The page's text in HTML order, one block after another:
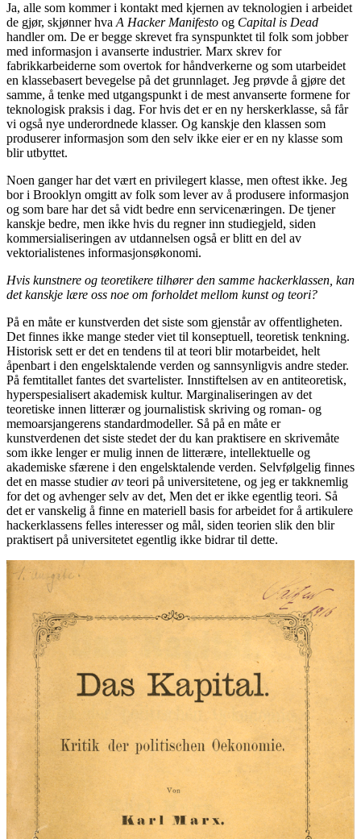
Ja, alle som kommer i kontakt med kjernen av teknologien i arbeidet
de gjør, skjønner hva A Hacker Manifesto og Capital is Dead
handler om. De er begge skrevet fra synspunktet til folk som jobber
med informasjon i avanserte industrier. Marx skrev for
fabrikkarbeiderne som overtok for håndverkerne og som utarbeidet
en klassebasert bevegelse på det grunnlaget. Jeg prøvde å gjøre det
samme, å tenke med utgangspunkt i de mest anvanserte formene for
teknologisk praksis i dag. For hvis det er en ny herskerklasse, så får
vi også nye underordnede klasser. Og kanskje den klassen som
produserer informasjon som den selv ikke eier er en ny klasse som
blir utbyttet.
Noen ganger har det vært en privilegert klasse, men oftest ikke. Jeg
bor i Brooklyn omgitt av folk som lever av å produsere informasjon
og som bare har det så vidt bedre enn servicenæringen. De tjener
kanskje bedre, men ikke hvis du regner inn studiegjeld, siden
kommersialiseringen av utdannelsen også er blitt en del av
vektorialistenes informasjonsøkonomi.
Hvis kunstnere og teoretikere tilhører den samme hackerklassen, kan
det kanskje lære oss noe om forholdet mellom kunst og teori?
På en måte er kunstverden det siste som gjenstår av offentligheten.
Det finnes ikke mange steder viet til konseptuell, teoretisk tenkning.
Historisk sett er det en tendens til at teori blir motarbeidet, helt
åpenbart i den engelsktalende verden og sannsynligvis andre steder.
På femtitallet fantes det svartelister. Innstiftelsen av en antiteoretisk,
hyperspesialisert akademisk kultur. Marginaliseringen av det
teoretiske innen litterær og journalistisk skriving og roman- og
memoarsjangerens standardmodeller. Så på en måte er
kunstverdenen det siste stedet der du kan praktisere en skrivemåte
som ikke lenger er mulig innen de litterære, intellektuelle og
akademiske sfærene i den engelsktalende verden. Selvfølgelig finnes
det en masse studierav teori på universitetene, og jeg er takknemlig
for det og avhenger selv av det, Men det er ikke egentlig teori. Så
det er vanskelig å finne en materiell basis for arbeidet for å artikulere
hackerklassens felles interesser og mål, siden teorien slik den blir
praktisert på universitetet egentlig ikke bidrar til dette.